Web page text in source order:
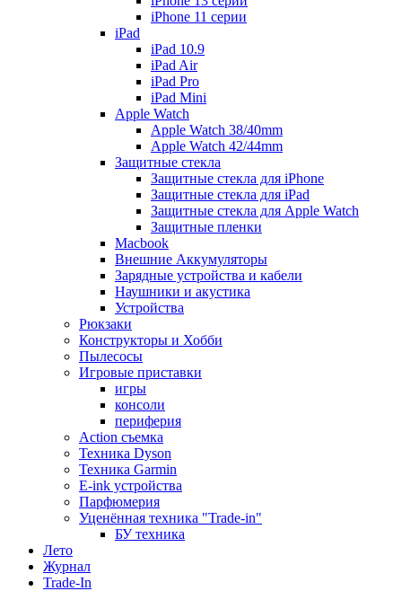
iPhone 11 серии
iPad
iPad 10.9
iPad Air
iPad Pro
iPad Mini
Apple Watch
Apple Watch 38/40mm
Apple Watch 42/44mm
Защитные стекла
Защитные стекла для iPhone
Защитные стекла для iPad
Защитные стекла для Apple Watch
Защитные пленки
Macbook
Внешние Аккумуляторы
Зарядные устройства и кабели
Наушники и акустика
Устройства
Рюкзаки
Конструкторы и Хобби
Пылесосы
Игровые приставки
игры
консоли
периферия
Action съемка
Техника Dyson
Техника Garmin
E-ink устройства
Парфюмерия
Уценённая техника "Trade-in"
БУ техника
Лето
Журнал
Trade-In